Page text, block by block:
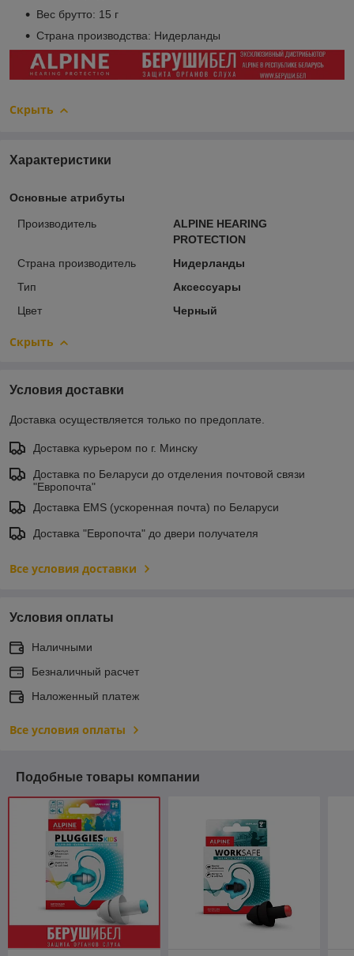
Вес брутто: 15 г
Страна производства: Нидерланды
Скрыть
Характеристики
Основные атрибуты
Производитель
ALPINE HEARING
PROTECTION
Страна производитель
Нидерланды
Тип
Аксессуары
Цвет
Черный
Скрыть
Условия доставки
Доставка осуществляется только по предоплате.
Доставка курьером по г. Минску
Доставка по Беларуси до отделения почтовой связи
"Европочта"
Доставка EMS (ускоренная почта) по Беларуси
Доставка "Европочта" до двери получателя
Все условия доставки
Условия оплаты
Наличными
Безналичный расчет
Наложенный платеж
Все условия оплаты
Подобные товары компании